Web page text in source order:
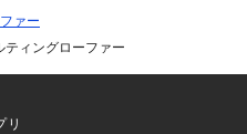
ァー
ティングローファー
リ